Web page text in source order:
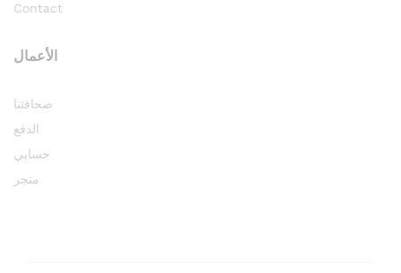
Contact
الأعمال
صحافتنا
الدفع
حسابي
متجر